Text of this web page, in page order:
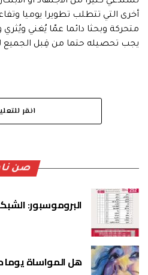
أخرى التي تتطلب تطويرا يوميا
متحركة وبحثا دائما عمّا يُغني
يجب تحصيله حتما من قِبل الجميع
انقر
صن
البروموسبور: الشبكة
هل المواساة يوما